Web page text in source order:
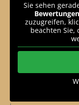
Sie sehen
Bewertungen
zuzugreifen,
beachten Sie,